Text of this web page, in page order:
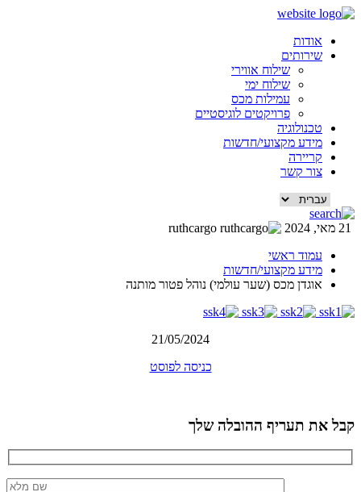
דלג
אודות
שירותים
שילוח אווירי
שילוח ימי
עמילות מכס
פרויקטים לוגיסטיים
טכנולוגיה
מידע מקצועי/חדשות
קריירה
צור קשר
עמוד ראשי
מידע מקצועי/חדשות
אוגדן מכס (שער עולמי) נוהל פטור מותנה
21/05/2024
כניסה לפוסט
קבל את תעריף ההובלה שלך